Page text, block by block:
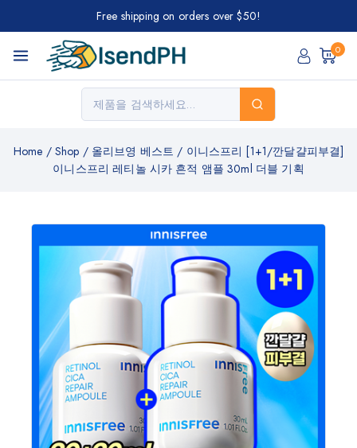
Free shipping on orders over $50!
0
Home / Shop / 올리브영 베스트 / 이니스프리 [1+1/깐달걀피부결]
이니스프리 레티놀 시카 흔적 앰플 30ml 더블 기획